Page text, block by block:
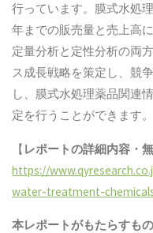
行っています。膜式水処
年までの販売量と売上高
定量分析と定性分析の両
ス成長戦略を策定し、競
し、膜式水処理薬品関連
定を行うことができます。
【 レポートの詳細内容・
https://
water-treatment-
本レポートがもたらすもの